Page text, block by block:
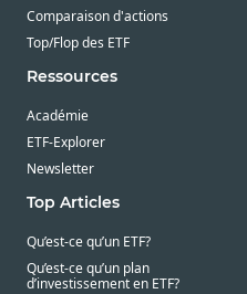
Comparaison d'actions
Top/Flop des ETF
Ressources
Académie
ETF-Explorer
Newsletter
Top Articles
Qu’est-ce qu’un ETF?
Qu’est-ce qu’un plan
d’investissement en ETF?